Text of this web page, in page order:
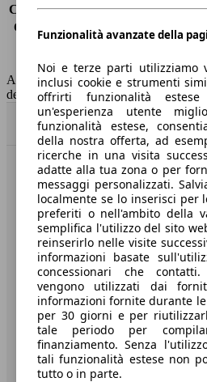
Consumo (extra-urbano) 3.9 l/
Consumo (combinato)*
4.4 l/100km
Capacità del serbatoio
50 l
AutoScout24 non si assume alcuna
dei dati.
Benvenuti su AutoScout24, il
Società
A proposito di AutoScout24
Stampa
Media
Condizioni generali
Informazioni
Funzionalità avanzate della
Noi e terze parti utilizziamo
inclusi cookie e strumenti
offrirti funzionalità
un'esperienza utente
funzionalità estese,
della nostra offerta, ad
ricerche in una visita
adatte alla tua zona o per
messaggi personalizzati.
localmente se lo inserisci per
preferiti o nell'ambito della
semplifica l'utilizzo del sito
reinserirlo nelle visite
informazioni basate
concessionari che
vengono utilizzati dai
informazioni fornite durante
per 30 giorni e per
tale periodo per
finanziamento. Senza
tali funzionalità estese non
tutto o in parte.